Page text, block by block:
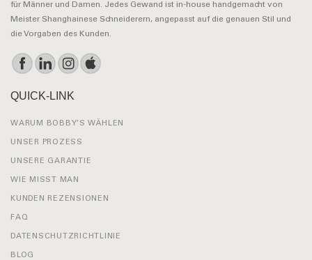
für Männer und Damen. Jedes Gewand ist in-house handgemacht von
Meister Shanghainese Schneiderern, angepasst auf die genauen Stil und
die Vorgaben des Kunden.
QUICK-LINK
WARUM BOBBY’S WÄHLEN
UNSER PROZESS
UNSERE GARANTIE
WIE MISST MAN
KUNDEN REZENSIONEN
FAQ
DATENSCHUTZRICHTLINIE
BLOG